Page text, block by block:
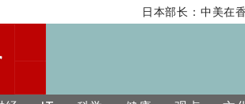
日本部长：中美在香